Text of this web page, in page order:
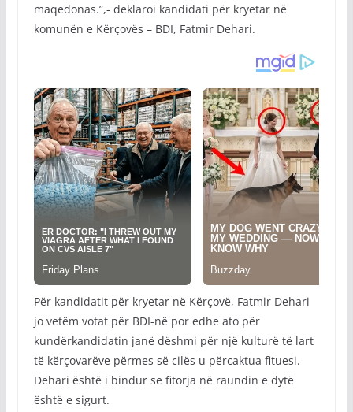
maqedonas.”,- deklaroi kandidati për kryetar në
komunën e Kërçovës – BDI, Fatmir Dehari.
Për kandidatit për kryetar në Kërçovë, Fatmir Dehari
jo vetëm votat për BDI-në por edhe ato për
kundërkandidatin janë dëshmi për një kulturë të lart
të kërçovarëve përmes së cilës u përcaktua fituesi.
Dehari është i bindur se fitorja në raundin e dytë
është e sigurt.